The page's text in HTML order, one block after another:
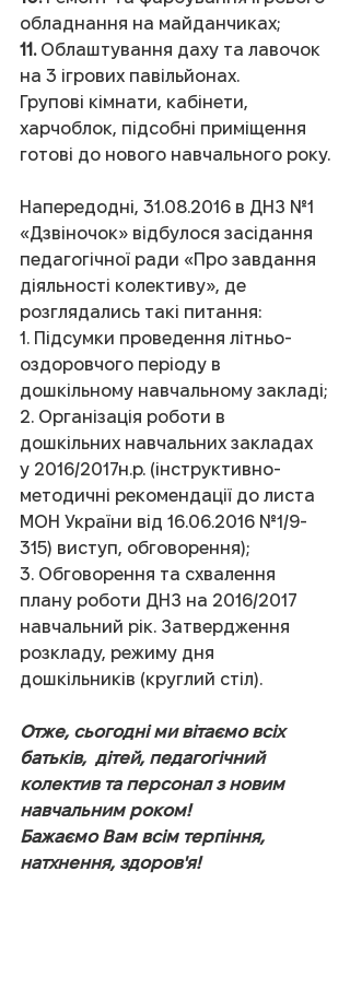
обладнання на майданчиках;
11. Облаштування даху та лавочок
на 3 ігрових павільйонах.
Групові кімнати, кабінети,
харчоблок, підсобні приміщення
готові до нового навчального року.
Напередодні, 31.08.2016 в ДНЗ №1
«Дзвіночок» відбулося засідання
педагогічної ради «Про завдання
діяльності колективу», де
розглядались такі питання:
1. Підсумки проведення літньо-
оздоровчого періоду в
дошкільному навчальному закладі;
2. Організація роботи в
дошкільних навчальних закладах
у 2016/2017н.р. (інструктивно-
методичні рекомендації до листа
МОН України від 16.06.2016 №1/9-
315) виступ, обговорення);
3. Обговорення та схвалення
плану роботи ДНЗ на 2016/2017
навчальний рік. Затвердження
розкладу, режиму дня
дошкільників (круглий стіл).
Отже, сьогодні ми вітаємо всіх
батьків,  дітей, педагогічний
колектив та персонал з новим
навчальним роком!
Бажаємо Вам всім терпіння,
натхнення, здоров'я!